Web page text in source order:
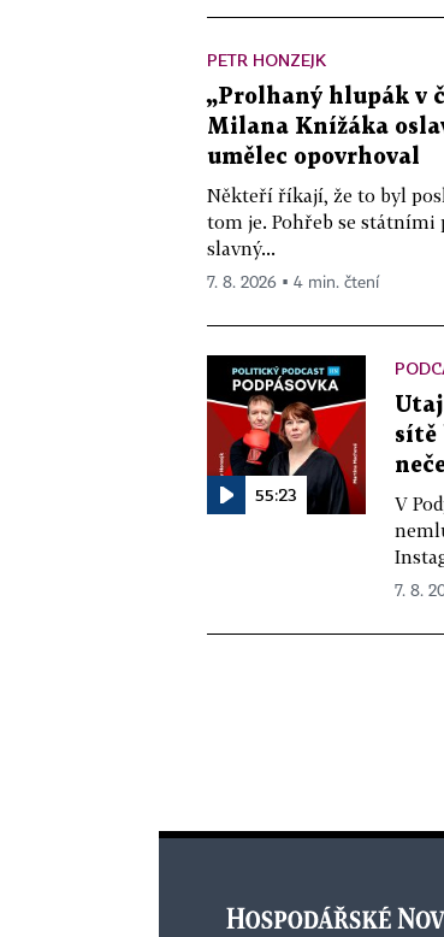
PETR HONZEJK
„Prolhaný hlupák v
Milana Knížáka
umělec opovrhoval
Někteří říkají, že to byl
tom je. Pohřeb se
slavný...
7. 8. 2026 ▪ 4 min. čtení
55:23
sítě
V
7. 8.